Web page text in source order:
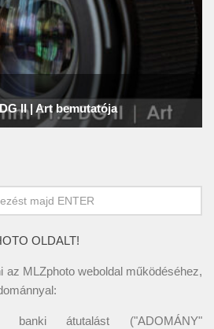
OLDALT!
az MLZphoto weboldal működéséhez,
banki átutalást ("ADOMÁNY"